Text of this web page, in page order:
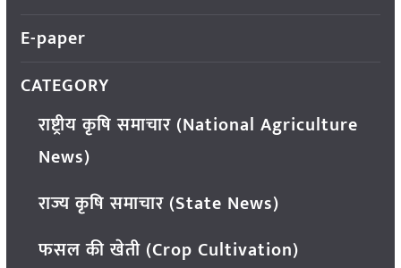
E-paper
CATEGORY
राष्ट्रीय कृषि समाचार (National Agriculture
News)
राज्य कृषि समाचार (State News)
फसल की खेती (Crop Cultivation)